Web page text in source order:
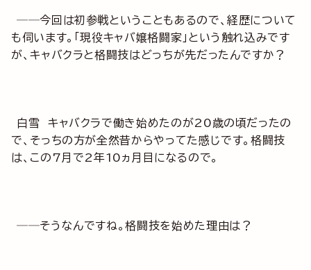
──今回は初参戦ということもあるので、経歴について
も伺います。「現役キャバ嬢格闘家」という触れ込みです
が、キャバクラと格闘技はどっちが先だったんですか？
白雪 キャバクラで働き始めたのが20歳の頃だったの
で、そっちの方が全然昔からやってた感じです。格闘技
は、この7月で2年10ヵ月目になるので。
──そうなんですね。格闘技を始めた理由は？